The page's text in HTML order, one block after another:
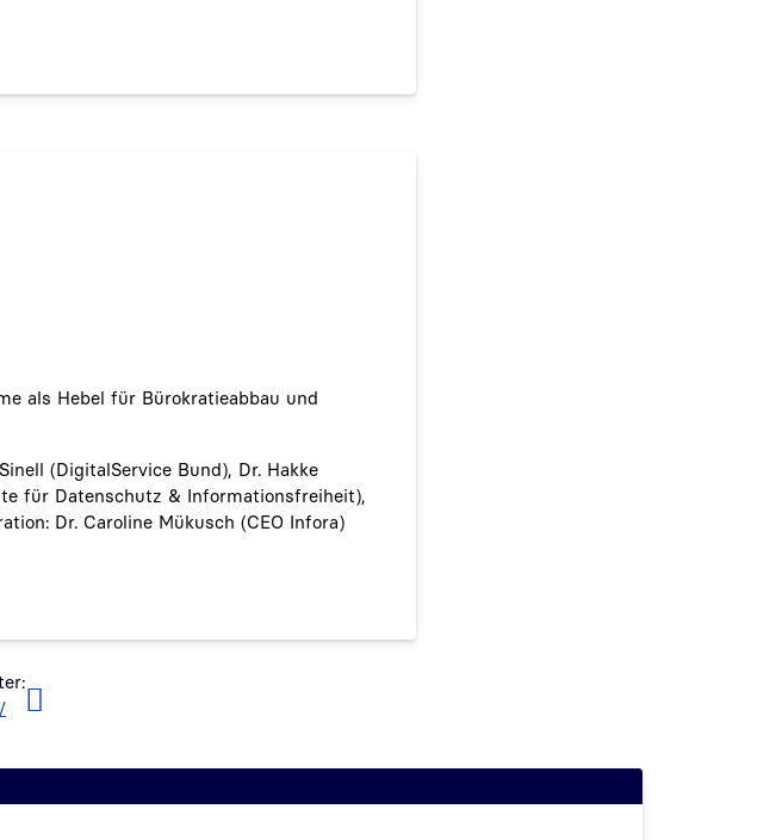
als Hebel für Bürokratieabbau und
(DigitalService Bund), Dr. Hakke
für Datenschutz & Informationsfreiheit),
Dr. Caroline Mükusch (CEO Infora)